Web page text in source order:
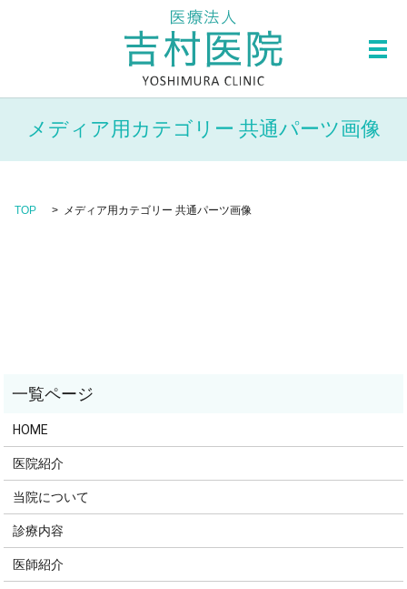
メ
メディア用カテゴリー 共通パーツ画像
TOP メディア用カテゴリー 共通パーツ画像
HOME
医院紹介
当院について
診療内容
医師紹介